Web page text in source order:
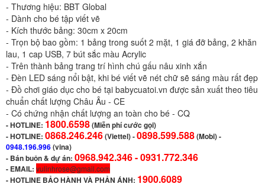
- Thương hiệu: BBT Global
- Dành cho bé tập viết vẽ
- Kích thước bảng: 30cm x 20cm
- Trọn bộ bao gồm: 1 bảng trong suốt 2 mặt, 1 giá đỡ bảng, 2 khăn
lau, 1 cap USB, 7 bút sắc màu Acrylic
- Trên thành bảng trang trí hình chú gấu nâu xinh xắn
- Đèn LED sáng nổi bật, khi bé viết vẽ nét chữ sẽ sáng màu rất đẹp
- Đồ chơi giáo dục cho bé tại babycuatoi.vn được sản xuất theo tiêu
chuẩn chất lượng Châu Âu - CE
- Có chứng nhận chất lượng an toàn cho bé - CQ
-HOTLINE: 1800.6598(Miễn phí cước gọi)
- HOTLINE: 0868.246.246(Viettel)-0898.599.588(Mobi) -
0948.196.996(vina)
- Bán buôn & dự án: 0968.942.346 -0931.772.346
- EMAIL: vulinhrose@gmail.com
-HOTLINE BẢO HÀNH VÀ PHẢN ÁNH: 1900.6089